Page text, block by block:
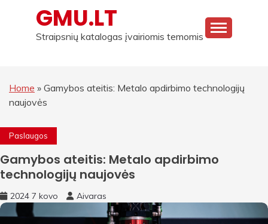
GMU.LT
Straipsnių katalogas įvairiomis temomis
Home » Gamybos ateitis: Metalo apdirbimo technologijų
naujovės
Paslaugos
Gamybos ateitis: Metalo apdirbimo
technologijų naujovės
2024 7 kovo Aivaras